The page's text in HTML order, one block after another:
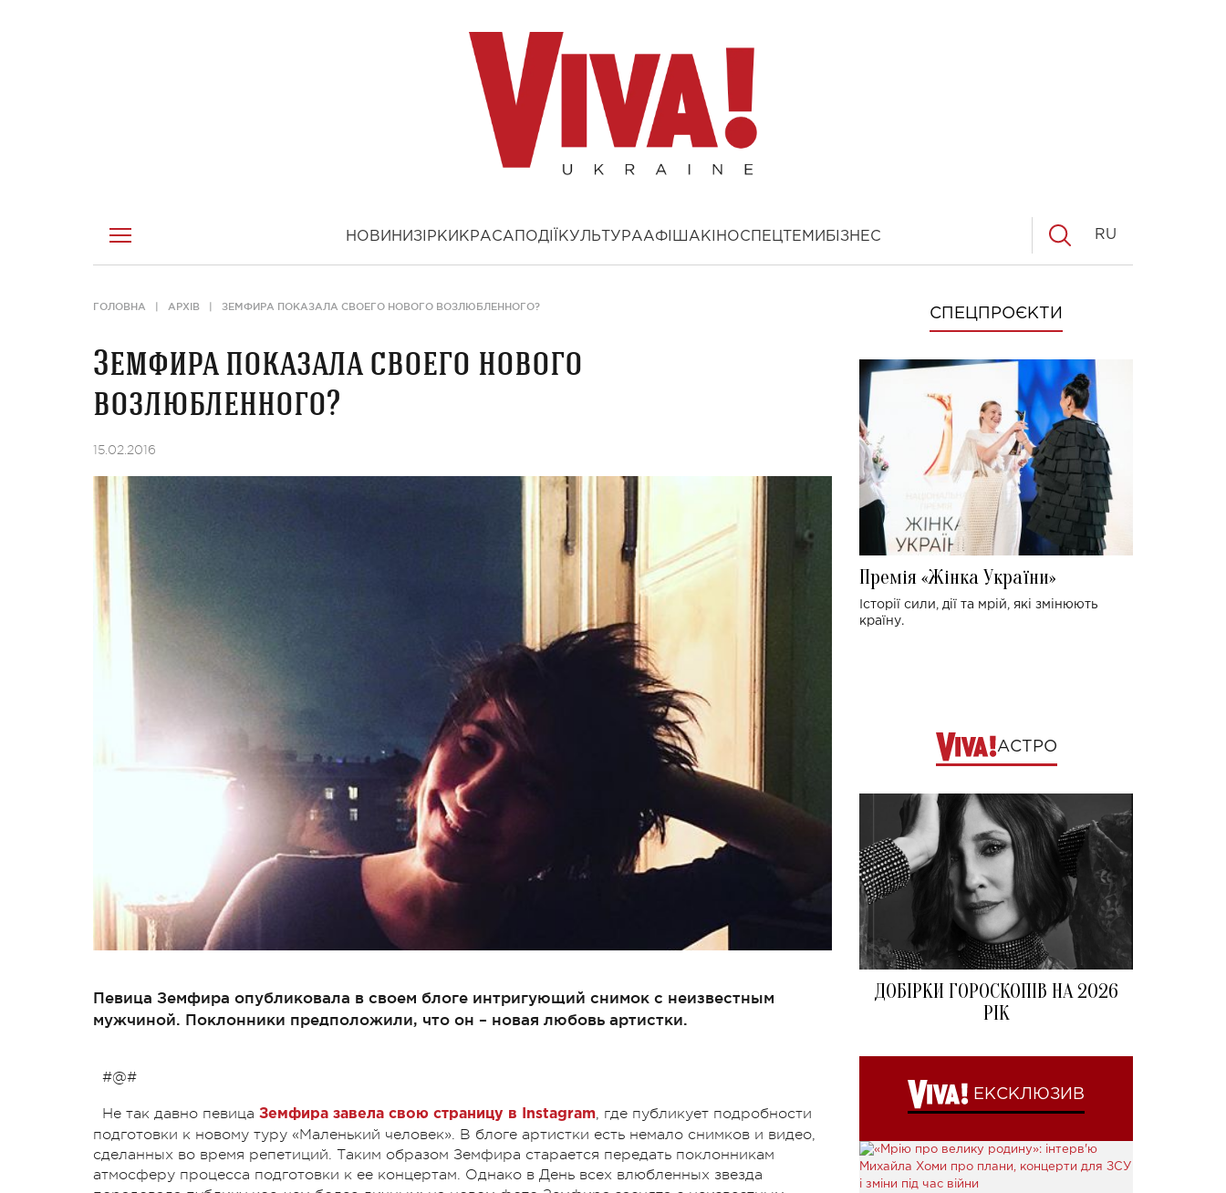
НОВИНИ ЗІРКИ КРАСА ПОДІЇ КУЛЬТУРААФІША КІНОСПЕЦТЕМИ БІЗНЕС RU
ГОЛОВНА АРХІВ ЗЕМФИРА ПОКАЗАЛА СВОЕГО НОВОГО ВОЗЛЮБЛЕННОГО?
Земфира показала своего нового
возлюбленного?
15.02.2016
Певица Земфира опубликовала в своем блоге интригующий снимок с неизвестным
мужчиной. Поклонники предположили, что он – новая любовь артистки.
#@#
Не так давно певица Земфира завела свою страницу в Instagram, где публикует подробности
подготовки к новому туру «Маленький человек». В блоге артистки есть немало снимков и видео,
сделанных во время репетиций. Таким образом Земфира старается передать поклонникам
атмосферу процесса подготовки к ее концертам. Однако в День всех влюбленных звезда
СПЕЦПРОЄКТИ
Премія «Жінка України»
Історії сили, дії та мрій, які змінюють
країну.
АСТРО
ДОБІРКИ ГОРОСКОПІВ НА 2026
РІК
ЕКСКЛЮЗИВ